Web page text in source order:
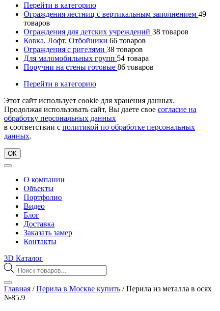
Перейти в категорию
Ограждения лестниц с вертикальным заполнением 49
товаров
Ограждения для детских учреждений 38 товаров
Ковка. Лофт. Отбойники 66 товаров
Ограждения с ригелями 38 товаров
Для маломобильных групп 54 товара
Поручни на стены готовые 86 товаров
Перейти в категорию
Этот сайт использует cookie для хранения данных.
Продолжая использовать сайт, Вы даете свое согласие на
обработку персональных данных
в соответствии с политикой по обработке персональных
данных.
ОК
О компании
Объекты
Портфолио
Видео
Блог
Доставка
Заказать замер
Контакты
3D Каталог
Поиск
товаров
Главная /Перила в Москве купить /Перила из металла в осях
№85.9